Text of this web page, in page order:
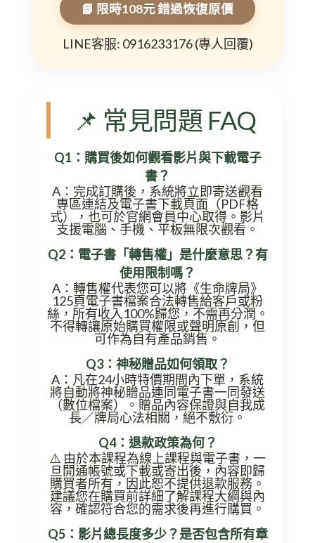
📘 限時108元 錯過恢復原價
LINE客服: 0916233176 (專人回覆)
📌 常見問題 FAQ
Q1：購買後如何觀看影片與下載電子
書？
A：完成訂購後，系統將立即寄送觀看
專區連結及電子書下載頁面（PDF格
式），也可於官網會員中心取得。影片
支援電腦、手機、平板無限次觀看。
Q2：電子書「轉售權」是什麼意思？有
使用限制嗎？
A：轉售權代表您可以將《生命牌局》
125頁電子書檔案合法轉售給客戶或粉
絲，所有收入100%歸您，不需再分潤。
不得轉讓原始購買權限或聲明原創，但
可作為自有產品銷售。
Q3：神秘贈品如何領取？
A：凡在24小時特價期間內下單，系統
將自動將神秘贈品連同電子書一同發送
（數位檔案）。贈品內容保證與自我成
長／牌局心法相關，絕不敷衍。
Q4：退款政策為何？
⚠️ 由於本課程為線上課程與電子書，一
旦開通帳號或下載或寄出後，內容即歸
購買者所有，因此恕不提供退款服務 。
建議您在購買前詳細了解課程大綱與內
容，確認符合您的需求後再進行購買。
Q5：影片總長度多少？是否包含所有章